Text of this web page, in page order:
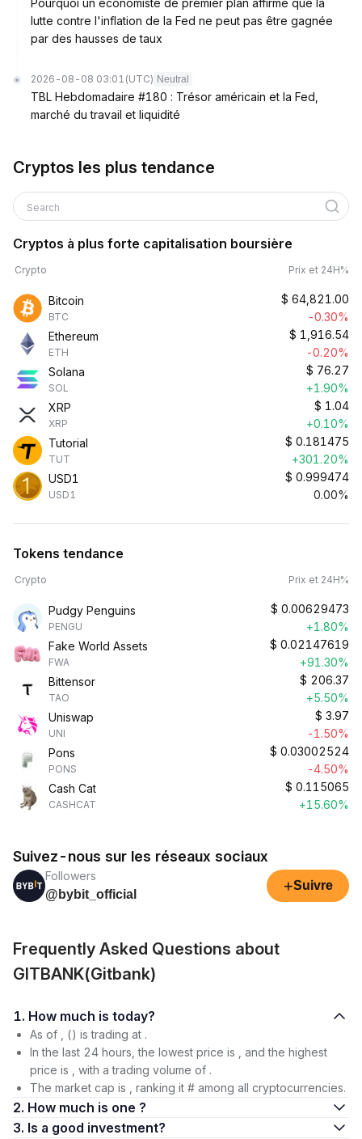
Pourquoi un économiste de premier plan affirme que la
lutte contre l'inflation de la Fed ne peut pas être gagnée
par des hausses de taux
2026-08-08 03:01 (UTC) Neutral
TBL Hebdomadaire #180 : Trésor américain et la Fed,
marché du travail et liquidité
Cryptos les plus tendance
Search
Cryptos à plus forte capitalisation boursière
Crypto Prix et 24H%
Bitcoin
BTC
$ 64,821.00
-0.30%
Ethereum
ETH
$ 1,916.54
-0.20%
Solana
SOL
$ 76.27
+1.90%
XRP
XRP
$ 1.04
+0.10%
Tutorial
TUT
$ 0.181475
+301.20%
USD1
USD1
$ 0.999474
0.00%
Tokens tendance
Crypto Prix et 24H%
Pudgy Penguins
PENGU
$ 0.00629473
+1.80%
Fake World Assets
FWA
$ 0.02147619
+91.30%
Bittensor
TAO
$ 206.37
+5.50%
Uniswap
UNI
$ 3.97
-1.50%
Pons
PONS
$ 0.03002524
-4.50%
Cash Cat
CASHCAT
$ 0.115065
+15.60%
Suivez-nous sur les réseaux sociaux
Followers
@bybit_official
+Suivre
Frequently Asked Questions about
GITBANK(Gitbank)
1. How much is today?
As of , () is trading at .
In the last 24 hours, the lowest price is , and the highest
price is , with a trading volume of .
The market cap is , ranking it # among all cryptocurrencies.
2. How much is one ?
3. Is a good investment?